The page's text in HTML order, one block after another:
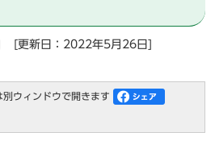
[更新日：2022年5月26日]
ウィンドウで開きます